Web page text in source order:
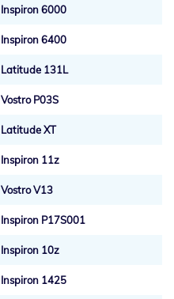
Inspiron 6000
Inspiron 6400
Latitude 131L
Vostro P03S
Latitude XT
Inspiron 11z
Vostro V13
Inspiron P17S001
Inspiron 10z
Inspiron 1425